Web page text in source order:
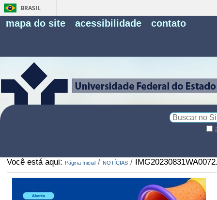
BRASIL
mapa do site acessibilidade contato
Você está aqui: Página Inicial / NOTÍCIAS /